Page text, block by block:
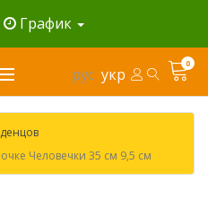
График
рус укр
0
Человечки 35 см 9,5 см